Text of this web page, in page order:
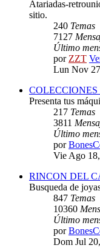
Atariadas-
sitio.
240 Temas
7127
Último
porZZT
Lun Nov
COLECCIONES
Presenta tus
217 Temas
3811
Último
por
Vie Ago
RINCON DEL
Busqueda de
847 Temas
10360
Último
por
Dom Jul